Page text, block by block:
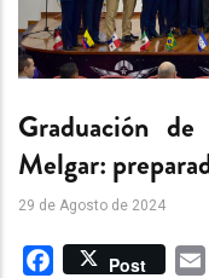
Graduación
Melgar:
29 de Agosto de 2024
Facebook
Post